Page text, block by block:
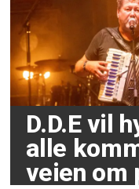
D.D.E vil
alle
veien om